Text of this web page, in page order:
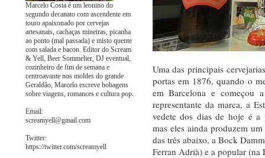
Uma das principais
portas em 1876, quando o
em Barcelona e começou
representante da marca, a
vedete dos dias de hoje é
mas eles ainda produzem
das três abaixo, a Bock
Ferran Adrià) e a popular (na
Marcelo Costa é um leonino do
segundo decanato com ascendente em
touro apaixonado por cervejas
artesanais, cachaças mineiras, picanha
ao ponto (mal passada) e misto quente
com salada e bacon. Editor do Scream
& Yell, Beer Sommelier, DJ eventual,
cozinheiro de fim de semana e
centroavante nos moldes do grande
Geraldão, Marcelo escreve bobagens
sobre viagens, romances e cultura pop.
Email:
screamyell@gmail.com
Twitter:
https://twitter.com/screamyell